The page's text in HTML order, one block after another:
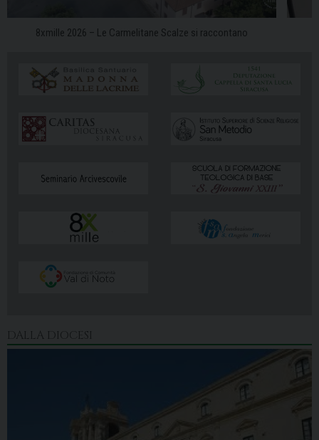
8xmille 2026 – Le Carmelitane Scalze si raccontano
DALLA DIOCESI